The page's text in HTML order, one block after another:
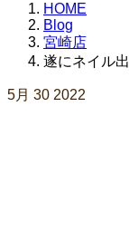
HOME
Blog
宮崎店
遂にネイル
5月 30 2022